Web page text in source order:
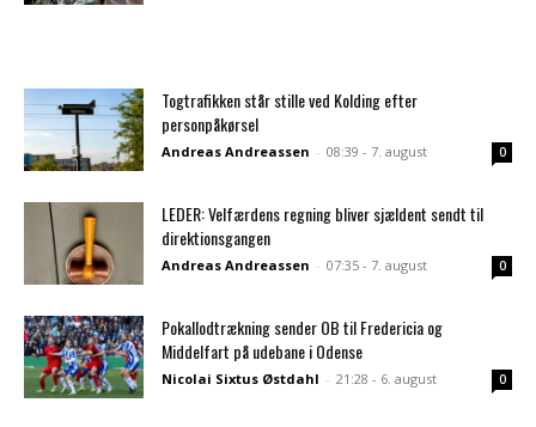
Togtrafikken står stille ved Kolding efter
personpåkørsel
Andreas Andreassen - 08:39 - 7. august 0
LEDER: Velfærdens regning bliver sjældent sendt til
direktionsgangen
Andreas Andreassen - 07:35 - 7. august 0
Pokallodtrækning sender OB til Fredericia og
Middelfart på udebane i Odense
Nicolai Sixtus Østdahl - 21:28 - 6. august 0